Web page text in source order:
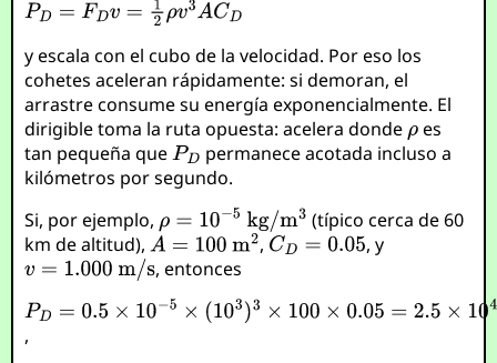
y escala con el cubo de la velocidad. Por eso los
cohetes aceleran rápidamente: si demoran, el
arrastre consume su energía exponencialmente. El
dirigible toma la ruta opuesta: acelera donde
es
tan pequeña que
permanece acotada incluso a
kilómetros por segundo.
Si, por ejemplo,
(típico cerca de 60
km de altitud),
,
, y
, entonces
,